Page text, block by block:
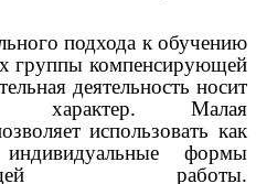
подхода к обучению
группы компенсирующей
деятельность носит
характер. Малая
использовать как
формы
работы.